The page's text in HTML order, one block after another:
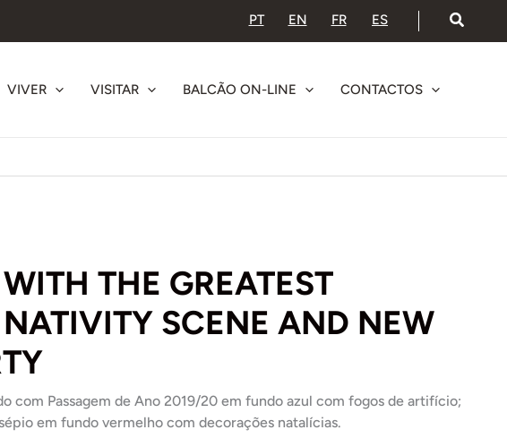
PT EN FR ES
VIVER VISITAR BALCÃO ON-LINE CONTACTOS
THE GREATEST
SCENE AND NEW